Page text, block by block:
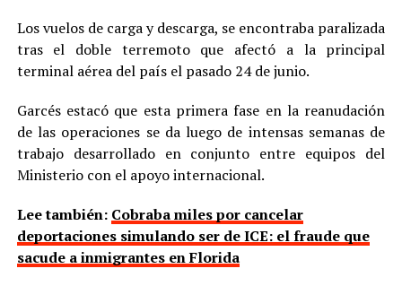
Los vuelos de carga y descarga, se encontraba paralizada
tras el doble terremoto que afectó a la principal
terminal aérea del país el pasado 24 de junio.
Garcés estacó que esta primera fase en la reanudación
de las operaciones se da luego de intensas semanas de
trabajo desarrollado en conjunto entre equipos del
Ministerio con el apoyo internacional.
Lee también: Cobraba miles por cancelar
deportaciones simulando ser de ICE: el fraude que
sacude a inmigrantes en Florida